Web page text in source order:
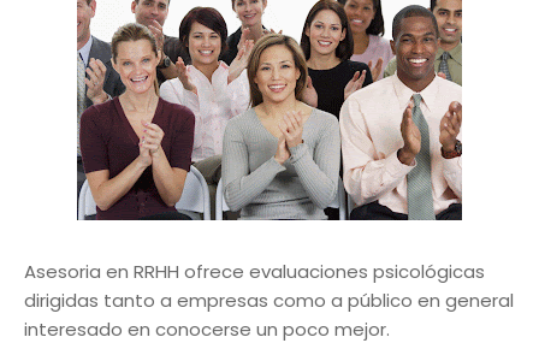
Asesoria en RRHH ofrece evaluaciones psicológicas
dirigidas tanto a empresas como a público en general
interesado en conocerse un poco mejor.